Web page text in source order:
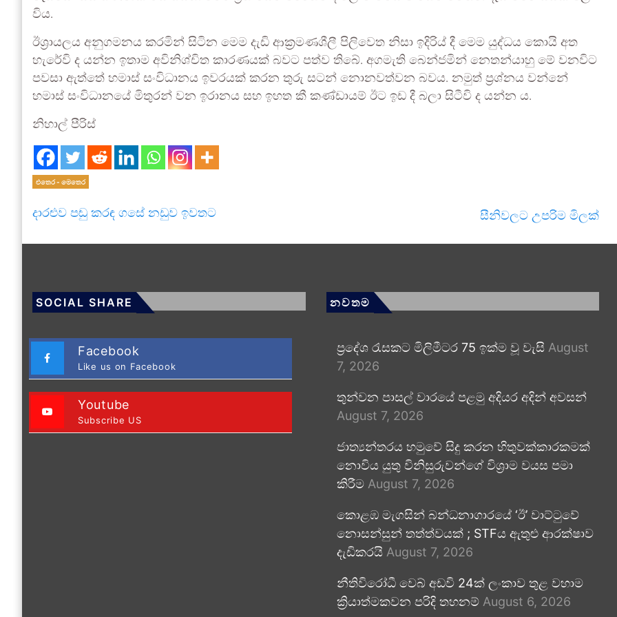
විය.
ඊශ්‍රායලය අනුගමනය කරමින් සිටින මෙම දැඩි ආක්‍රමණශීලී පිලිවෙත නිසා ඉදිරිය් දී මෙම යුද්ධය කොයි අත
හැරේවි ද යන්න ඉතාම අවිනිශ්චිත කාරණයක් බවට පත්ව තිබේ. අගමැති බෙන්ජමින් නෙතන්යාහු මේ වනවිට
පවසා ඇත්තේ හමාස් සංවිධානය ඉවරයක් කරන තුරු සටන් නොනවත්වන බවය. නමුත් ප්‍රශ්නය වන්නේ
හමාස් සංවිධානයේ මිතුරන් වන ඉරානය සහ ඉහත කී කණ්ඩායම් ඊට ඉඩ දී බලා සිටීවි ද යන්න ය.
නිහාල් පීරිස්
එතෙර - මෙතෙර
දාරළුව පඬු කරඳ ගසේ නඩුව ඉවතට සීනිවලට උපරිම මිලක්
SOCIAL SHARE
Facebook
Like us on Facebook
Youtube
Subscribe US
නවතම
ප්‍රදේශ රැසකට මිලිමීටර 75 ඉක්ම වූ වැසි August
7, 2026
තුන්වන පාසල් වාරයේ පළමු අදියර අදින් අවසන්
August 7, 2026
ජාත්‍යන්තරය හමුවේ සිදු කරන හිතුවක්කාරකමක්
නොවිය යුතු විනිසුරුවන්ගේ විශ්‍රාම වයස පමා
කිරීම August 7, 2026
කොළඹ මැගසින් බන්ධනාගාරයේ ‘ඊ’ වාට්ටුවේ
නොසන්සුන් තත්ත්වයක් ; STFය ඇතුළු ආරක්ෂාව
දැඩිකරයි August 7, 2026
නීතිවිරෝධී වෙබ් අඩවි 24ක් ලංකාව තුළ වහාම
ක්‍රියාත්මකවන පරිදි තහනම් August 6, 2026